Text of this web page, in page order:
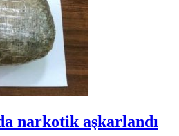
narkotik aşkarlandı